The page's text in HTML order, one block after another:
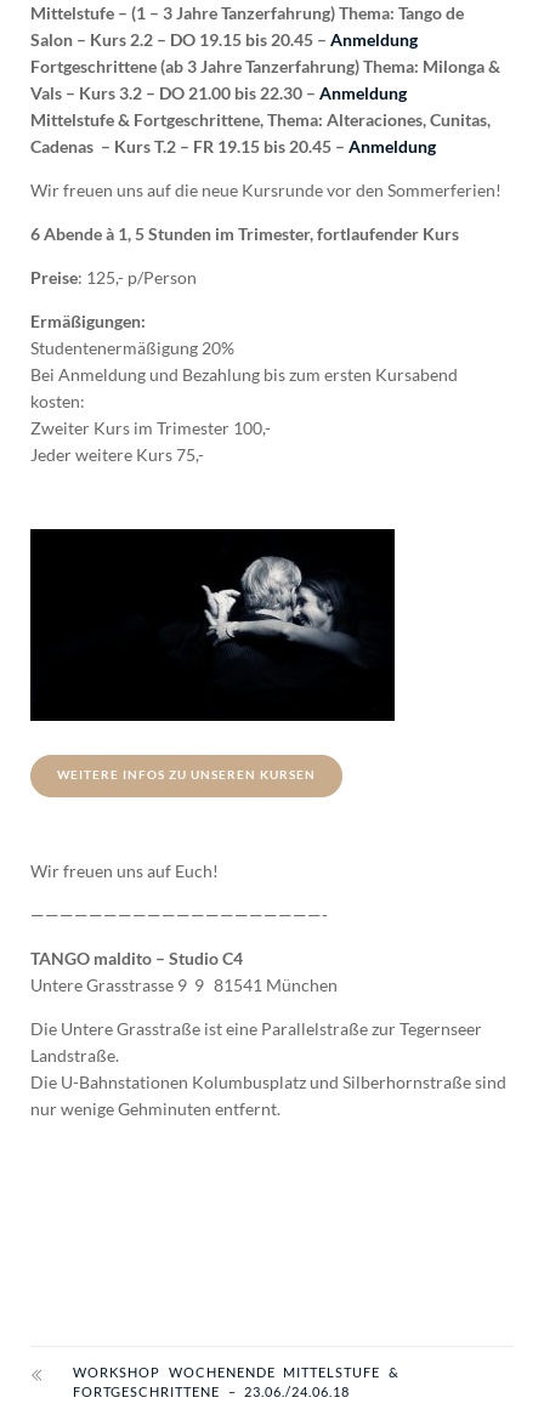
Mittelstufe – (1 – 3 Jahre Tanzerfahrung) Thema: Tango de
Salon – Kurs 2.2 – DO 19.15 bis 20.45 – Anmeldung
Fortgeschrittene (ab 3 Jahre Tanzerfahrung) Thema: Milonga &
Vals – Kurs 3.2 – DO 21.00 bis 22.30 – Anmeldung
Mittelstufe & Fortgeschrittene, Thema: Alteraciones, Cunitas,
Cadenas – Kurs T.2 – FR 19.15 bis 20.45 – Anmeldung
Wir freuen uns auf die neue Kursrunde vor den Sommerferien!
6 Abende à 1, 5 Stunden im Trimester, fortlaufender Kurs
Preise: 125,- p/Person
Ermäßigungen:
Studentenermäßigung 20%
Bei Anmeldung und Bezahlung bis zum ersten Kursabend
kosten:
Zweiter Kurs im Trimester 100,-
Jeder weitere Kurs 75,-
WEITERE INFOS ZU UNSEREN KURSEN
Wir freuen uns auf Euch!
————————————————————-
TANGO maldito – Studio C4
Untere Grasstrasse 9 9 81541 München
Die Untere Grasstraße ist eine Parallelstraße zur Tegernseer
Landstraße.
Die U-Bahnstationen Kolumbusplatz und Silberhornstraße sind
nur wenige Gehminuten entfernt.
WORKSHOP WOCHENENDE MITTELSTUFE &
FORTGESCHRITTENE – 23.06./24.06.18